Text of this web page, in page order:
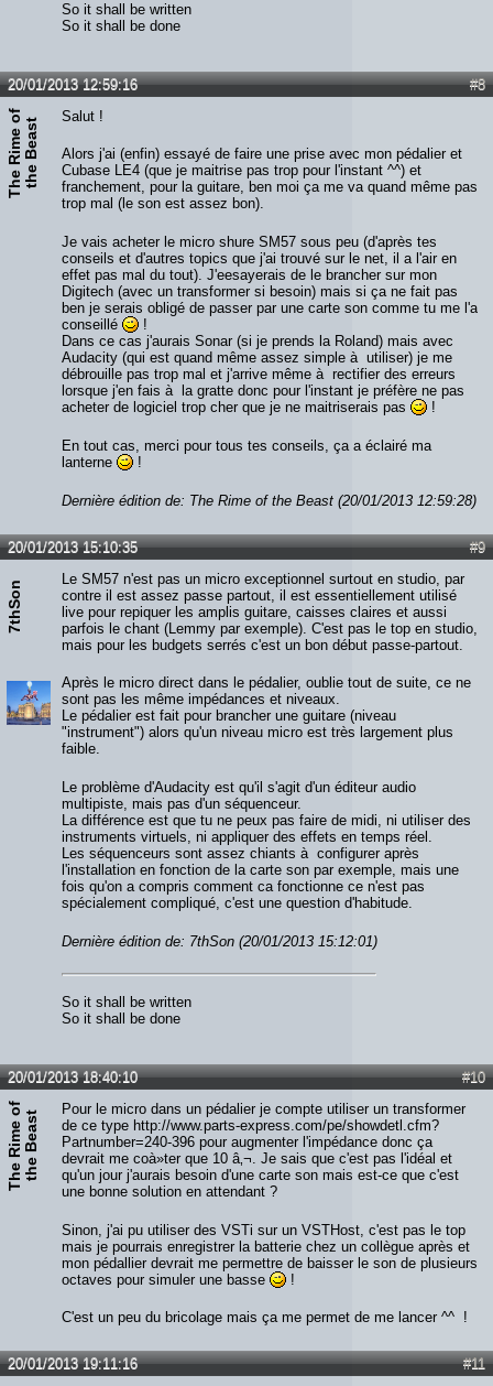
So it shall be written
So it shall be done
#8
20/01/2013 12:59:16
T
h
e
R
i
m
e
o
f
t
h
e
B
e
a
st
Salut !
Alors j'ai (enfin) essayé de faire une prise avec mon pédalier et
Cubase LE4 (que je maitrise pas trop pour l'instant ^^) et
franchement, pour la guitare, ben moi ça me va quand même pas
trop mal (le son est assez bon).
Je vais acheter le micro shure SM57 sous peu (d'après tes
conseils et d'autres topics que j'ai trouvé sur le net, il a l'air en
effet pas mal du tout). J'eesayerais de le brancher sur mon
Digitech (avec un transformer si besoin) mais si ça ne fait pas
ben je serais obligé de passer par une carte son comme tu me l'a
conseillé
!
Dans ce cas j'aurais Sonar (si je prends la Roland) mais avec
Audacity (qui est quand même assez simple à utiliser) je me
débrouille pas trop mal et j'arrive même à rectifier des erreurs
lorsque j'en fais à la gratte donc pour l'instant je préfère ne pas
acheter de logiciel trop cher que je ne maitriserais pas
!
En tout cas, merci pour tous tes conseils, ça a éclairé ma
lanterne
!
Dernière édition de: The Rime of the Beast (20/01/2013 12:59:28)
#9
20/01/2013 15:10:35
7thSon
Le SM57 n'est pas un micro exceptionnel surtout en studio, par
contre il est assez passe partout, il est essentiellement utilisé
live pour repiquer les amplis guitare, caisses claires et aussi
parfois le chant (Lemmy par exemple). C'est pas le top en studio,
mais pour les budgets serrés c'est un bon début passe-partout.
Après le micro direct dans le pédalier, oublie tout de suite, ce ne
sont pas les même impédances et niveaux.
Le pédalier est fait pour brancher une guitare (niveau
"instrument") alors qu'un niveau micro est très largement plus
faible.
Le problème d'Audacity est qu'il s'agit d'un éditeur audio
multipiste, mais pas d'un séquenceur.
La différence est que tu ne peux pas faire de midi, ni utiliser des
instruments virtuels, ni appliquer des effets en temps réel.
Les séquenceurs sont assez chiants à configurer après
l'installation en fonction de la carte son par exemple, mais une
fois qu'on a compris comment ca fonctionne ce n'est pas
spécialement compliqué, c'est une question d'habitude.
Dernière édition de: 7thSon (20/01/2013 15:12:01)
So it shall be written
So it shall be done
#10
20/01/2013 18:40:10
T
h
e
R
i
m
e
o
f
t
h
e
B
e
a
st
Pour le micro dans un pédalier je compte utiliser un transformer
de ce type http://www.parts-express.com/pe/showdetl.cfm?
Partnumber=240-396 pour augmenter l'impédance donc ça
devrait me coà»ter que 10 â‚¬. Je sais que c'est pas l'idéal et
qu'un jour j'aurais besoin d'une carte son mais est-ce que c'est
une bonne solution en attendant ?
Sinon, j'ai pu utiliser des VSTi sur un VSTHost, c'est pas le top
mais je pourrais enregistrer la batterie chez un collègue après et
mon pédallier devrait me permettre de baisser le son de plusieurs
octaves pour simuler une basse
!
C'est un peu du bricolage mais ça me permet de me lancer ^^ !
#11
20/01/2013 19:11:16